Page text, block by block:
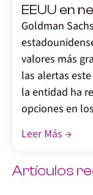
EEUU en
Goldman
valores más
las alertas
la entidad ha
opciones en
Leer Más →
Artículos